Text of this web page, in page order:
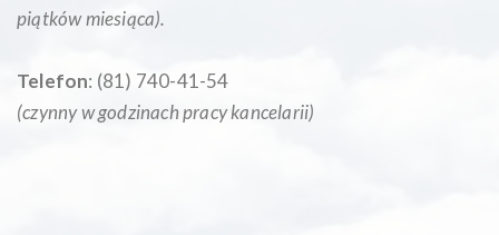
piątków miesiąca).
Telefon: (81) 740-41-54
(czynny w godzinach pracy kancelarii)